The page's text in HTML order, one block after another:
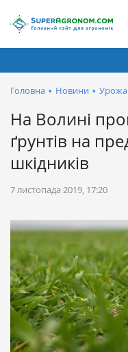
Головна • Новини •
На Волині
ґрунтів на
шкідників
7 листопада 2019, 17:20